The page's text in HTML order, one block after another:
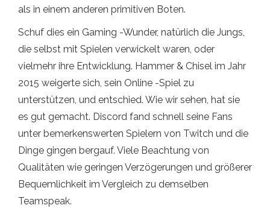
als in einem anderen primitiven Boten.
Schuf dies ein Gaming -Wunder, natürlich die Jungs,
die selbst mit Spielen verwickelt waren, oder
vielmehr ihre Entwicklung. Hammer & Chisel im Jahr
2015 weigerte sich, sein Online -Spiel zu
unterstützen, und entschied. Wie wir sehen, hat sie
es gut gemacht. Discord fand schnell seine Fans
unter bemerkenswerten Spielern von Twitch und die
Dinge gingen bergauf. Viele Beachtung von
Qualitäten wie geringen Verzögerungen und größerer
Bequemlichkeit im Vergleich zu demselben
Teamspeak.